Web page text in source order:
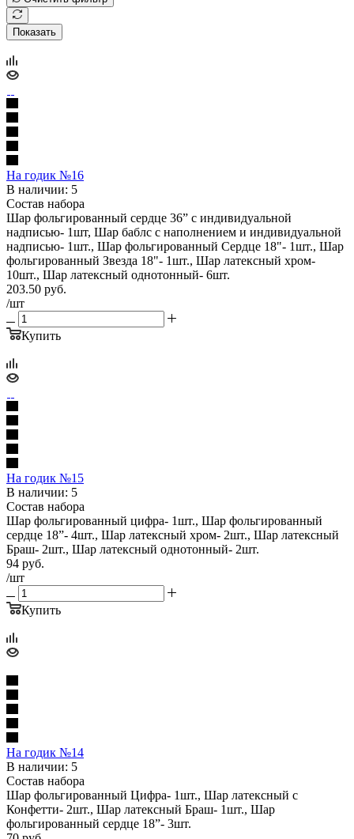
Показать
На годик №16
В наличии: 5
Состав набора
Шар фольгированный сердце 36” с индивидуальной
надписью- 1шт, Шар баблс с наполнением и индивидуальной
надписью- 1шт., Шар фольгированный Сердце 18"- 1шт., Шар
фольгированный Звезда 18"- 1шт., Шар латексный хром-
10шт., Шар латексный однотонный- 6шт.
203.50 руб.
/шт
Купить
На годик №15
В наличии: 5
Состав набора
Шар фольгированный цифра- 1шт., Шар фольгированный
сердце 18”- 4шт., Шар латексный хром- 2шт., Шар латексный
Браш- 2шт., Шар латексный однотонный- 2шт.
94 руб.
/шт
Купить
На годик №14
В наличии: 5
Состав набора
Шар фольгированный Цифра- 1шт., Шар латексный с
Конфетти- 2шт., Шар латексный Браш- 1шт., Шар
фольгированный сердце 18”- 3шт.